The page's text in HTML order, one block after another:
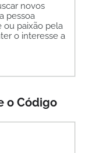
novos
pessoa
ou paixão pela
o interesse a
o Código